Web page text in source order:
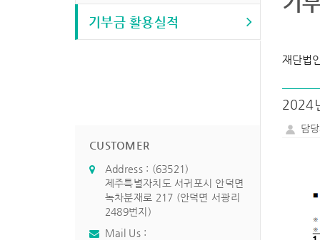
기부금 활용실적
CUSTOMER
Address : (63521)
제주특별자치도 서귀포시 안덕면
녹차분재로 217 (안덕면 서광리
2489번지)
Mail Us :
재단법
2024
담